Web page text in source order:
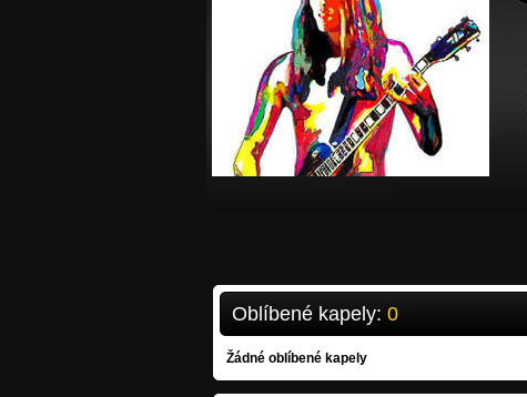
Oblíbené kapely: 0
Žádné oblíbené kapely